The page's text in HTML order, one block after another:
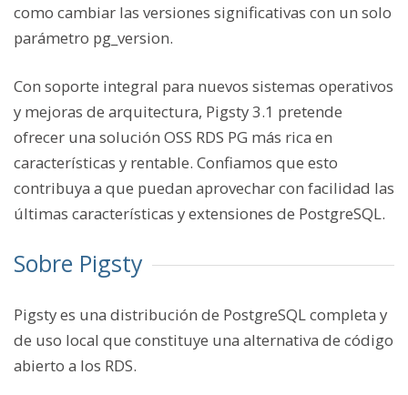
como cambiar las versiones significativas con un solo
parámetro pg_version.
Con soporte integral para nuevos sistemas operativos
y mejoras de arquitectura, Pigsty 3.1 pretende
ofrecer una solución OSS RDS PG más rica en
características y rentable. Confiamos que esto
contribuya a que puedan aprovechar con facilidad las
últimas características y extensiones de PostgreSQL.
Sobre Pigsty
Pigsty es una distribución de PostgreSQL completa y
de uso local que constituye una alternativa de código
abierto a los RDS.